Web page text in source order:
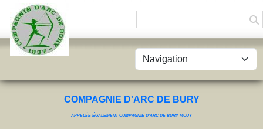
COMPAGNIE D'ARC DE BURY
APPELÉE ÉGALEMENT COMPAGNIE D'ARC DE BURY-MOUY
Panneau de gestion des cookies